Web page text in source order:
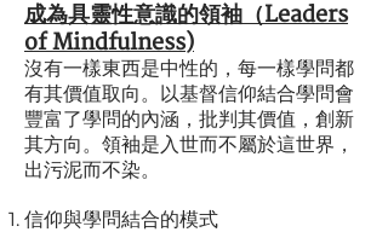
成為具靈性意識的領袖（Leaders
of Mindfulness)
沒有一樣東西是中性的，每一樣學問都
有其價值取向。以基督信仰結合學問會
豐富了學問的內涵，批判其價值，創新
其方向。領袖是入世而不屬於這世界，
出污泥而不染。
信仰與學問結合的模式